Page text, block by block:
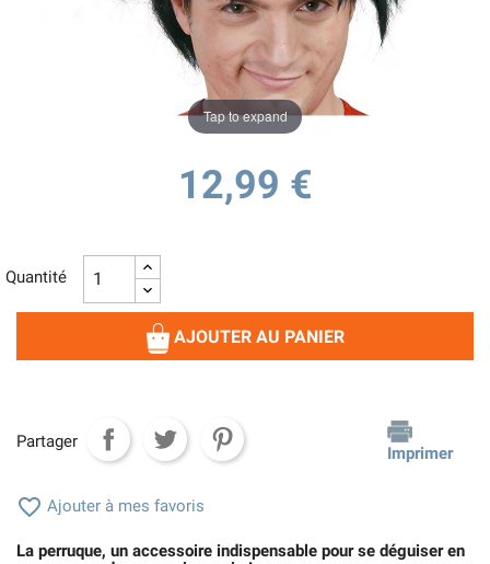
Tap to expand
12,99 €
Quantité
AJOUTER AU PANIER
Partager
Imprimer
 Ajouter à mes favoris
La perruque, un accessoire indispensable pour se déguiser en